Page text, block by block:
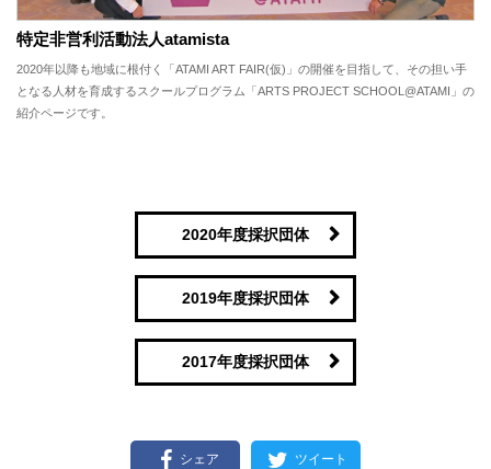
特定非営利活動法人atamista
2020年以降も地域に根付く「ATAMI ART FAIR(仮)」の開催を目指して、その担い手
となる人材を育成するスクールプログラム「ARTS PROJECT SCHOOL@ATAMI」の
紹介ページです。
2020年度採択団体
2019年度採択団体
2017年度採択団体
シェア ツイート